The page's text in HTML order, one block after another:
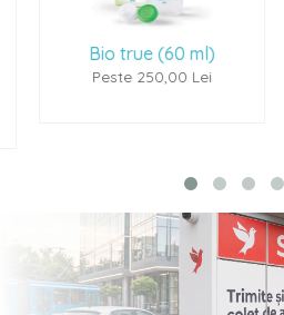
Bio true (60 ml)
Peste 250,00 Lei